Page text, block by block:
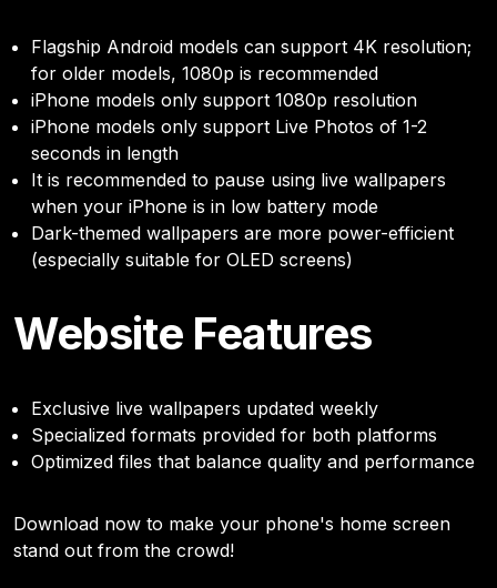
Flagship Android models can support 4K resolution;
for older models, 1080p is recommended
iPhone models only support 1080p resolution
iPhone models only support Live Photos of 1-2
seconds in length
It is recommended to pause using live wallpapers
when your iPhone is in low battery mode
Dark-themed wallpapers are more power-efficient
(especially suitable for OLED screens)
Website Features
Exclusive live wallpapers updated weekly
Specialized formats provided for both platforms
Optimized files that balance quality and performance
Download now to make your phone's home screen
stand out from the crowd!